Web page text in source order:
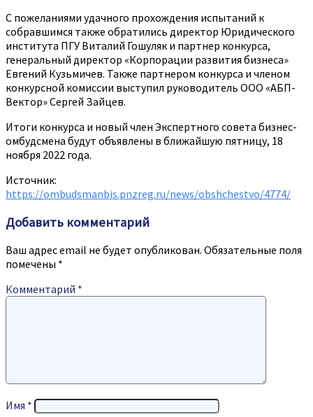
С пожеланиями удачного прохождения испытаний к
собравшимся также обратились директор Юридического
института ПГУ Виталий Гошуляк и партнер конкурса,
генеральный директор «Корпорации развития бизнеса»
Евгений Кузьмичев. Также партнером конкурса и членом
конкурсной комиссии выступил руководитель ООО «АБП-
Вектор» Сергей Зайцев.
Итоги конкурса и новый член Экспертного совета бизнес-
омбудсмена будут объявлены в ближайшую пятницу, 18
ноября 2022 года.
Источник:
https://ombudsmanbis.pnzreg.ru/news/obshchestvo/4774/
Добавить комментарий
Ваш адрес email не будет опубликован. Обязательные поля
помечены *
Комментарий *
Имя *